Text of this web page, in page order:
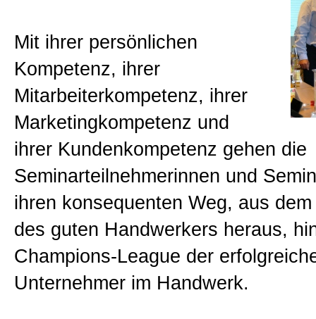
Bücher
Presse-Lounge
Kontakt
Newsletter
Allgemein
Mit ihrer persönlichen
Kompetenz, ihrer
Mitarbeiterkompetenz, ihrer
Marketingkompetenz und
ihrer Kundenkompetenz gehen die
Seminarteilnehmerinnen und
ihren konsequenten Weg, aus
des guten Handwerkers heraus,
Champions-League der
Unternehmer im Handwerk.